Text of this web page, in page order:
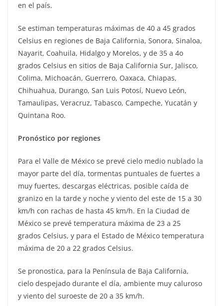
en el país.
Se estiman temperaturas máximas de 40 a 45 grados
Celsius en regiones de Baja California, Sonora, Sinaloa,
Nayarit, Coahuila, Hidalgo y Morelos, y de 35 a 4o
grados Celsius en sitios de Baja California Sur, Jalisco,
Colima, Michoacán, Guerrero, Oaxaca, Chiapas,
Chihuahua, Durango, San Luis Potosí, Nuevo León,
Tamaulipas, Veracruz, Tabasco, Campeche, Yucatán y
Quintana Roo.
Pronóstico por regiones
Para el Valle de México se prevé cielo medio nublado la
mayor parte del día, tormentas puntuales de fuertes a
muy fuertes, descargas eléctricas, posible caída de
granizo en la tarde y noche y viento del este de 15 a 30
km/h con rachas de hasta 45 km/h. En la Ciudad de
México se prevé temperatura máxima de 23 a 25
grados Celsius, y para el Estado de México temperatura
máxima de 20 a 22 grados Celsius.
Se pronostica, para la Península de Baja California,
cielo despejado durante el día, ambiente muy caluroso
y viento del suroeste de 20 a 35 km/h.